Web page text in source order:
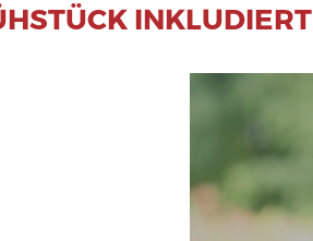
INKLUDIERT